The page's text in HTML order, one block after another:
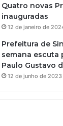
Quatro novas
inauguradas
12 de janeiro de
Prefeitura de
semana escuta
Paulo Gustavo
12 de junho de 2023